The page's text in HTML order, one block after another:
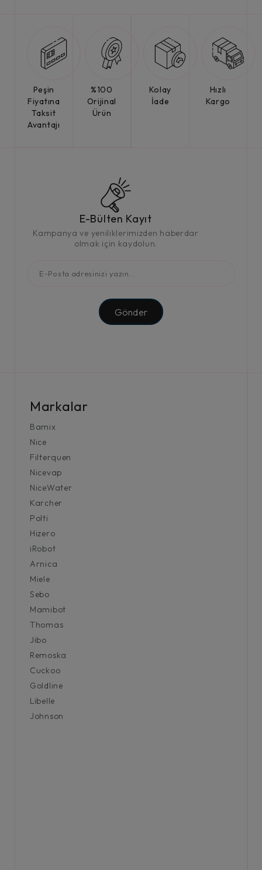
Peşin
Fiyatına
Taksit
Avantajı
%100
Orijinal
Ürün
Kolay
İade
Hızlı
Kargo
E-Bülten Kayıt
Kampanya ve yeniliklerimizden haberdar
olmak için kaydolun.
Gönder
Markalar
Bamix
Nice
Filterquen
Nicevap
NiceWater
Karcher
Polti
Hizero
iRobot
Arnica
Miele
Sebo
Mamibot
Thomas
Jibo
Remoska
Cuckoo
Goldline
Libelle
Johnson